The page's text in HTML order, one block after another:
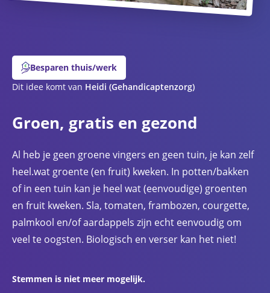
Besparen thuis/werk
Dit idee komt van Heidi (Gehandicaptenzorg)
Groen, gratis en gezond
Al heb je geen groene vingers en geen tuin, je kan zelf
heel.wat groente (en fruit) kweken. In potten/bakken
of in een tuin kan je heel wat (eenvoudige) groenten
en fruit kweken. Sla, tomaten, frambozen, courgette,
palmkool en/of aardappels zijn echt eenvoudig om
veel te oogsten. Biologisch en verser kan het niet!
Stemmen is niet meer mogelijk.